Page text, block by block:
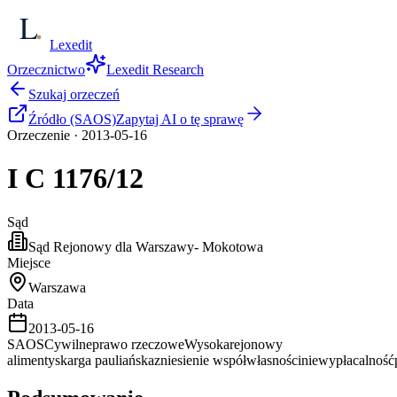
Lexedit
Orzecznictwo
Lexedit Research
Szukaj orzeczeń
Źródło (SAOS)Zapytaj AI o tę sprawę
Orzeczenie · 2013-05-16
I C 1176/12
Sąd
Sąd Rejonowy dla Warszawy- Mokotowa
Miejsce
Warszawa
Data
2013-05-16
SAOSCywilneprawo rzeczoweWysokarejonowy
alimentyskarga pauliańskazniesienie współwłasnościniewypłacalność